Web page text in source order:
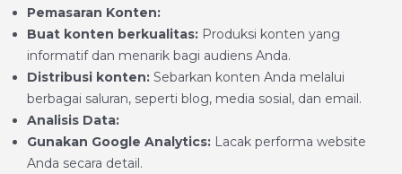
Pemasaran Konten:
Buat konten berkualitas: Produksi konten yang
informatif dan menarik bagi audiens Anda.
Distribusi konten: Sebarkan konten Anda melalui
berbagai saluran, seperti blog, media sosial, dan email.
Analisis Data:
Gunakan Google Analytics: Lacak performa website
Anda secara detail.